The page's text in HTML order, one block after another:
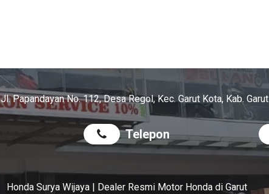
Jl. Papandayan No. 112, Desa Regol, Kec. Garut Kota, Kab. Garut
Telepon
Honda Surya Wijaya | Dealer Resmi Motor Honda di Garut